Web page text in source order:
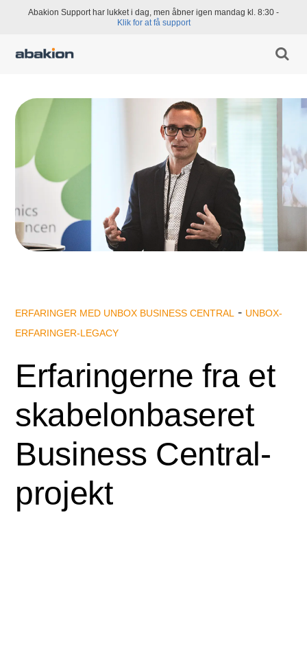
Abakion Support har lukket i dag, men åbner igen mandag kl. 8:30 -
Klik for at få support
ERFARINGER MED UNBOX BUSINESS CENTRAL - UNBOX-
ERFARINGER-LEGACY
Erfaringerne fra et
skabelon­baseret
Business Central-
projekt